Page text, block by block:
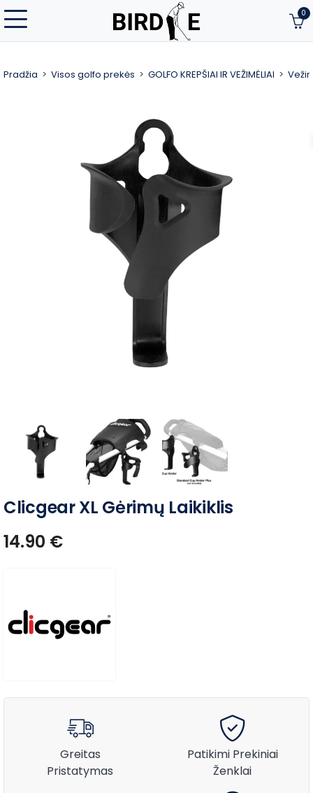
0
Pradžia Visos golfo prekės GOLFO KREPŠIAI IR VEŽIMĖLIAI
Clicgear XL Gėrimų Laikiklis
14.90 €
Greitas
Pristatymas
Patikimi Prekiniai
Ženklai